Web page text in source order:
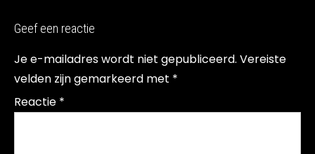
Geef een reactie
Je e-mailadres wordt niet gepubliceerd. Vereiste
velden zijn gemarkeerd met *
Reactie *